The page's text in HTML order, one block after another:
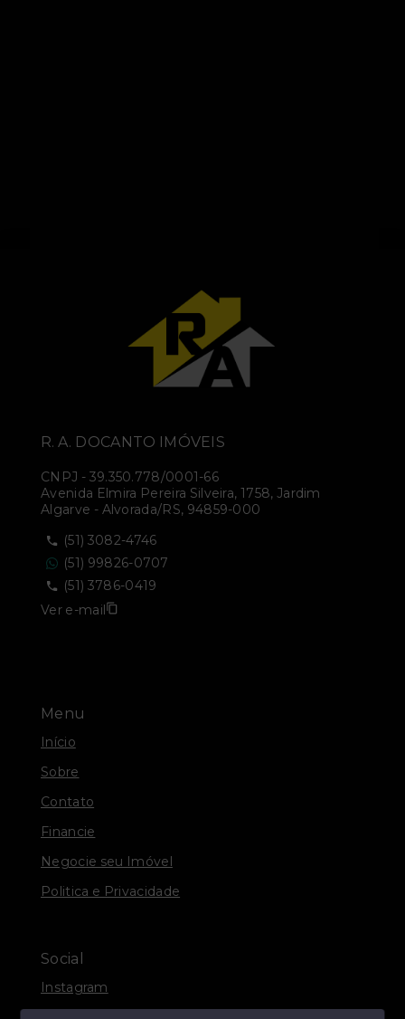
Menu
Início
Sobre
Contato
Financie
Negocie seu Imóvel
Politica e Privacidade
Social
Instagram
R. A. DOCANTO IMÓVEIS
CNPJ - 39.350.778/0001-66
Avenida Elmira Pereira Silveira, 1758, Jardim
Algarve - Alvorada/RS, 94859-000
(51) 3082-4746
(51) 99826-0707
(51) 3786-0419
Ver e-mail